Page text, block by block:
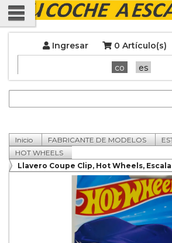
Ingresar 0 Artículo(s)
co es
Inicio FABRICANTE DE MODELOS
HOT WHEELS
Llavero Coupe Clip, Hot Wheels, Escala